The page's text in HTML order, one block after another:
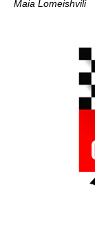
Maia Lomeishvili